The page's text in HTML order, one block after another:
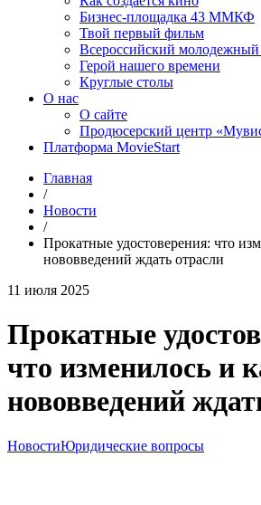
Бизнес-площадка 43 ММКФ
Твой первый фильм
Всероссийский
Герой нашего времени
Круглые столы
О нас
О сайте
Продюсерский центр
Платформа MovieStart
Главная
/
Новости
/
Прокатные удостоверения: что
нововведений ждать отрасли
11 июля 2025
Прокатные
что изменилось и
нововведений
НовостиЮридические вопросы